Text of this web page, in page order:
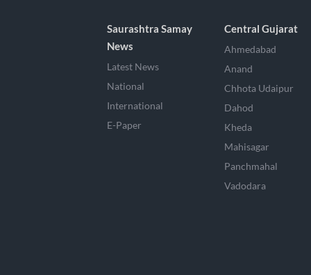
Saurashtra Samay
News
Latest News
National
International
E-Paper
Central Gujarat
Ahmedabad
Anand
Chhota Udaipur
Dahod
Kheda
Mahisagar
Panchmahal
Vadodara